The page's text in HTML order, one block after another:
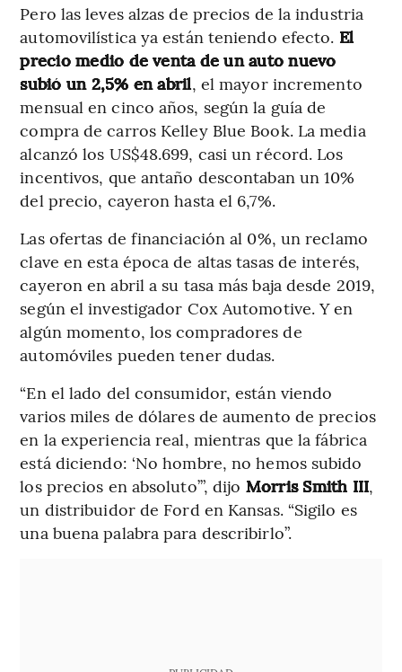
Pero las leves alzas de precios de la industria
automovilística ya están teniendo efecto. El
precio medio de venta de un auto nuevo
subió un 2,5% en abril, el mayor incremento
mensual en cinco años, según la guía de
compra de carros Kelley Blue Book. La media
alcanzó los US$48.699, casi un récord. Los
incentivos, que antaño descontaban un 10%
del precio, cayeron hasta el 6,7%.
Las ofertas de financiación al 0%, un reclamo
clave en esta época de altas tasas de interés,
cayeron en abril a su tasa más baja desde 2019,
según el investigador Cox Automotive. Y en
algún momento, los compradores de
automóviles pueden tener dudas.
“En el lado del consumidor, están viendo
varios miles de dólares de aumento de precios
en la experiencia real, mientras que la fábrica
está diciendo: ‘No hombre, no hemos subido
los precios en absoluto’”, dijo Morris Smith III,
un distribuidor de Ford en Kansas. “Sigilo es
una buena palabra para describirlo”.